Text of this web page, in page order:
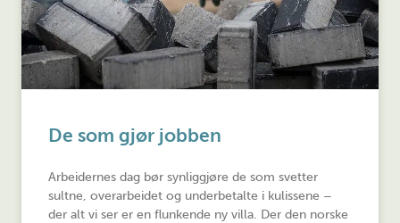
De som gjør jobben
Arbeidernes dag bør synliggjøre de som svetter
sultne, overarbeidet og underbetalte i kulissene –
der alt vi ser er en flunkende ny villa. Der den norske